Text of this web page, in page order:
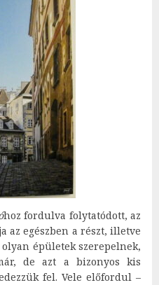
hoz fordulva folytatódott, az
az egészben a részt, illetve
olyan épületek szerepelnek,
de azt a bizonyos kis
fel. Vele előfordul –